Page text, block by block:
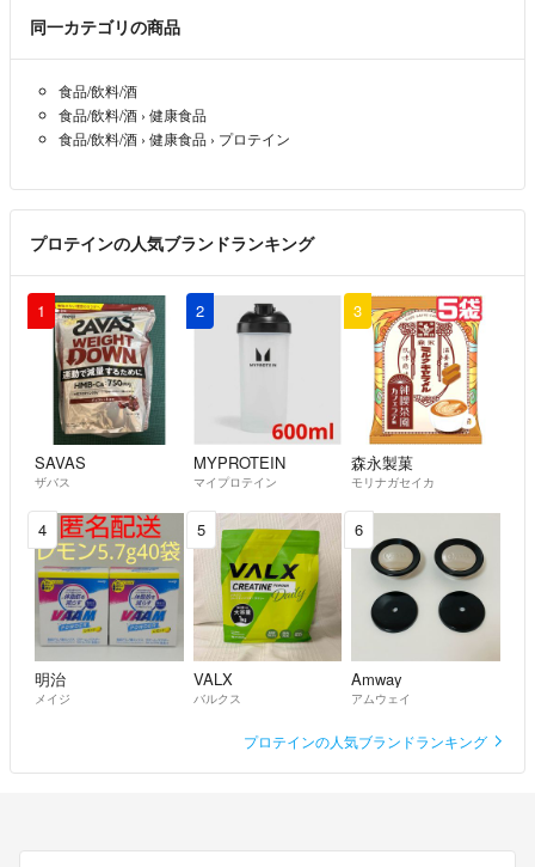
同一カテゴリの商品
食品/飲料/酒
食品/飲料/酒 › 健康食品
食品/飲料/酒 › 健康食品 › プロテイン
プロテインの人気ブランドランキング
1
SAVAS
ザバス
2
MYPROTEIN
マイプロテイン
3
森永製菓
モリナガセイカ
4
明治
メイジ
5
VALX
バルクス
6
Amway
アムウェイ
プロテインの人気ブランドランキング